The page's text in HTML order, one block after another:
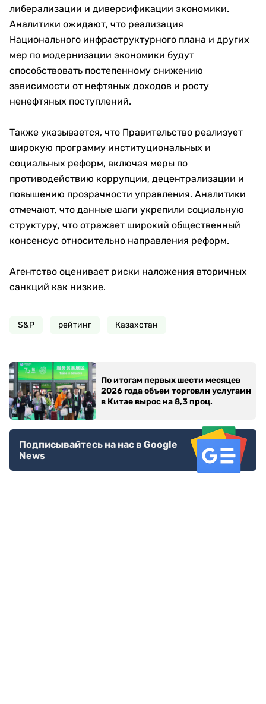
либерализации и диверсификации экономики.
Аналитики ожидают, что реализация
Национального инфраструктурного плана и других
мер по модернизации экономики будут
способствовать постепенному снижению
зависимости от нефтяных доходов и росту
ненефтяных поступлений.
Также указывается, что Правительство реализует
широкую программу институциональных и
социальных реформ, включая меры по
противодействию коррупции, децентрализации и
повышению прозрачности управления. Аналитики
отмечают, что данные шаги укрепили социальную
структуру, что отражает широкий общественный
консенсус относительно направления реформ.
Агентство оценивает риски наложения вторичных
санкций как низкие.
S&P рейтинг Казахстан
По итогам первых шести месяцев
2026 года объем торговли услугами
в Китае вырос на 8,3 проц.
Подписывайтесь на нас в Google
News